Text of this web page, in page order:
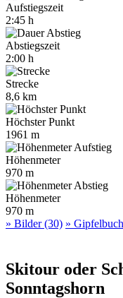
Aufstiegszeit
2:45 h
Abstiegszeit
2:00 h
Strecke
8,6 km
Höchster Punkt
1961 m
Höhenmeter
970 m
Höhenmeter
970 m
» Bilder (30) » Gipfelbuch
Skitour oder
Sonntagshorn